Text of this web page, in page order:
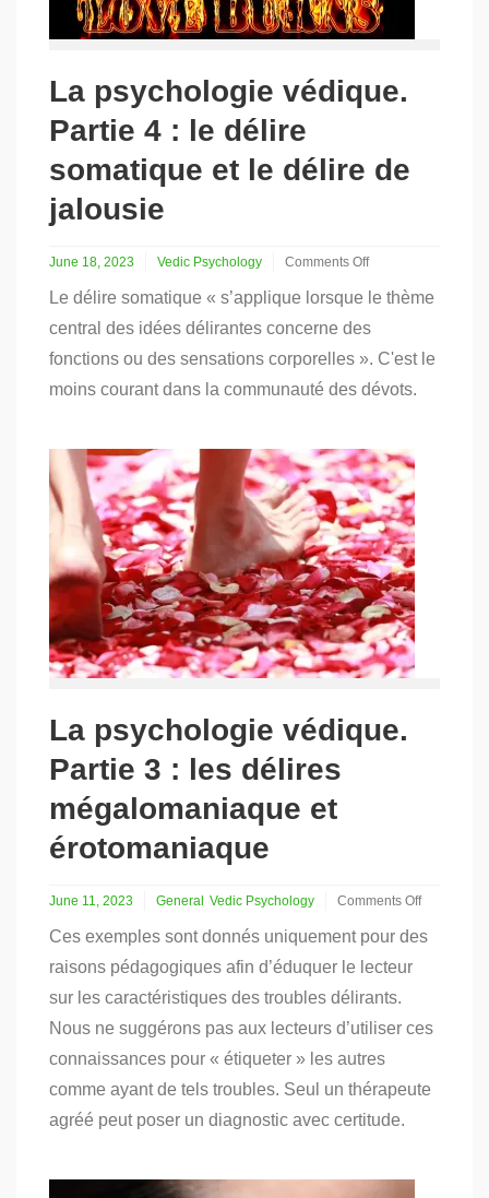
La psychologie védique.
Partie 4 : le délire
somatique et le délire de
jalousie
June 18, 2023 Vedic Psychology
Comments Off
La
psychologie
védique.
Partie
somatique
et
le
délire
de
jalousie
Le délire somatique « s’applique lorsque le thème
central des idées délirantes concerne des
fonctions ou des sensations corporelles ». C'est le
moins courant dans la communauté des dévots.
La psychologie védique.
Partie 3 : les délires
mégalomaniaque et
érotomaniaque
June 11, 2023 General Vedic Psychology
Comments Off
La
psychologie
védique.
Partie
:
les
mégalomaniaque
et
Ces exemples sont donnés uniquement pour des
raisons pédagogiques afin d’éduquer le lecteur
sur les caractéristiques des troubles délirants.
Nous ne suggérons pas aux lecteurs d’utiliser ces
connaissances pour « étiqueter » les autres
comme ayant de tels troubles. Seul un thérapeute
agréé peut poser un diagnostic avec certitude.